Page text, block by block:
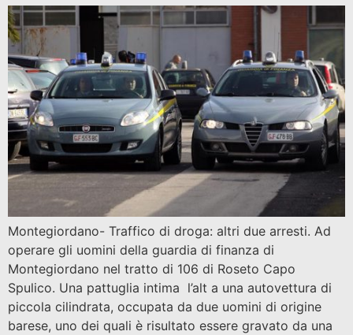
Montegiordano- Traffico di droga: altri due arresti. Ad
operare gli uomini della guardia di finanza di
Montegiordano nel tratto di 106 di Roseto Capo
Spulico. Una pattuglia intima l’alt a una autovettura di
piccola cilindrata, occupata da due uomini di origine
barese, uno dei quali è risultato essere gravato da una